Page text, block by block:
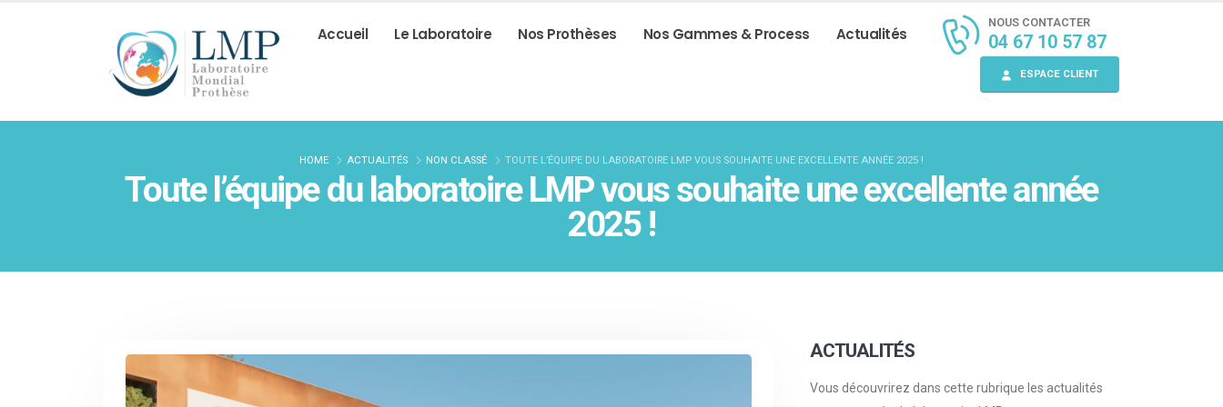
Accueil Le Laboratoire Nos Prothèses Nos Gammes & Process Actualités
NOUS CONTACTER
04 67 10 57 87
ESPACE CLIENT
HOME ACTUALITÉS NON CLASSÉ TOUTE L’ÉQUIPE DU LABORATOIRE LMP VOUS SOUHAITE UNE EXCELLENTE ANNÉE 2025 !
Toute l’équipe du laboratoire LMP vous souhaite une excellente année
2025 !
ACTUALITÉS
Vous découvrirez dans cette rubrique les actualités